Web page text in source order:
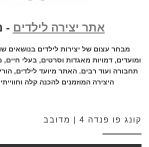
אתר יצירה לילדים -
מבחר עצום של יצירות לילדים בנושאים
ומועדים, דמויות מאגדות וסרטים, בעלי
תחבורה ועוד רבים. האתר מיועד לילדים,
היצירה המוזמנים להכנה קלה
קונג פו פנדה 4 | מדובב